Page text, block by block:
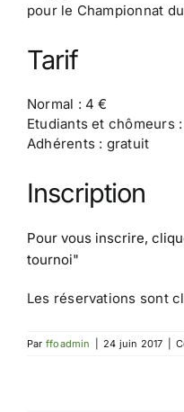
pour le Championnat
Tarif
Normal : 4 €
Etudiants et chômeurs
Adhérents : gratuit
Inscription
Pour vous inscrire,
tournoi"
Les réservations sont
Par ffoadmin 24 juin 2017